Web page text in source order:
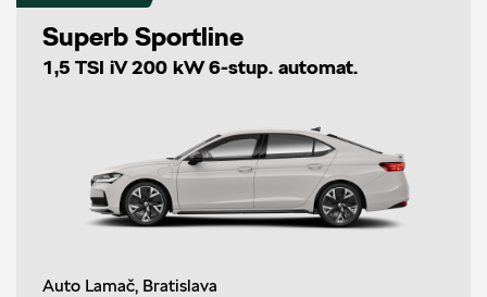
Superb Sportline
1,5 TSI iV 200 kW 6-stup. automat.
Auto Lamač, Bratislava